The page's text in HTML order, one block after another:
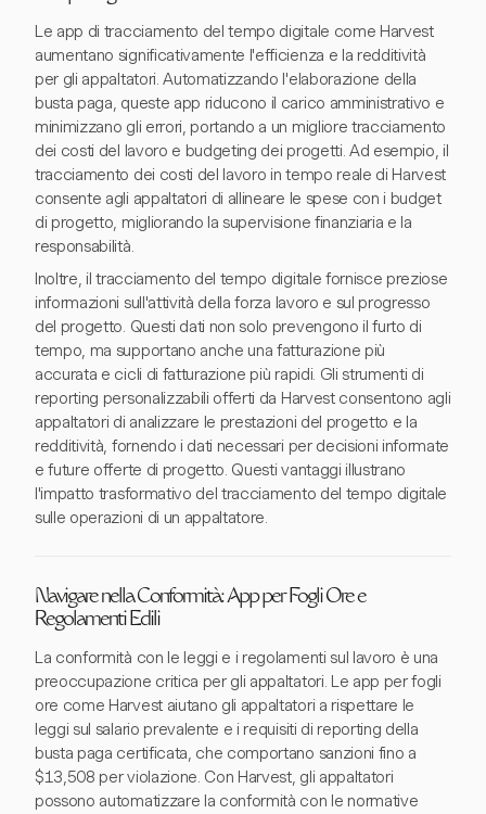
Le app di tracciamento del tempo digitale come Harvest
aumentano significativamente l'efficienza e la redditività
per gli appaltatori. Automatizzando l'elaborazione della
busta paga, queste app riducono il carico amministrativo e
minimizzano gli errori, portando a un migliore tracciamento
dei costi del lavoro e budgeting dei progetti. Ad esempio, il
tracciamento dei costi del lavoro in tempo reale di Harvest
consente agli appaltatori di allineare le spese con i budget
di progetto, migliorando la supervisione finanziaria e la
responsabilità.
Inoltre, il tracciamento del tempo digitale fornisce preziose
informazioni sull'attività della forza lavoro e sul progresso
del progetto. Questi dati non solo prevengono il furto di
tempo, ma supportano anche una fatturazione più
accurata e cicli di fatturazione più rapidi. Gli strumenti di
reporting personalizzabili offerti da Harvest consentono agli
appaltatori di analizzare le prestazioni del progetto e la
redditività, fornendo i dati necessari per decisioni informate
e future offerte di progetto. Questi vantaggi illustrano
l'impatto trasformativo del tracciamento del tempo digitale
sulle operazioni di un appaltatore.
Navigare nella Conformità: App per Fogli Ore e
Regolamenti Edili
La conformità con le leggi e i regolamenti sul lavoro è una
preoccupazione critica per gli appaltatori. Le app per fogli
ore come Harvest aiutano gli appaltatori a rispettare le
leggi sul salario prevalente e i requisiti di reporting della
busta paga certificata, che comportano sanzioni fino a
$13,508 per violazione. Con Harvest, gli appaltatori
possono automatizzare la conformità con le normative